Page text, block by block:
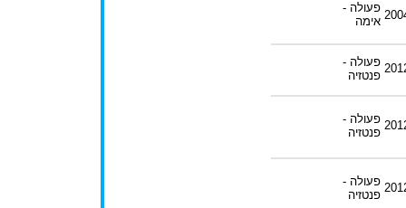
פעולה -
אימה
פעולה -
פנטזיה
פעולה -
פנטזיה
פעולה -
פנטזיה